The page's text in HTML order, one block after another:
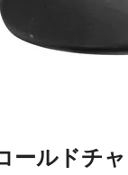
ールドチ